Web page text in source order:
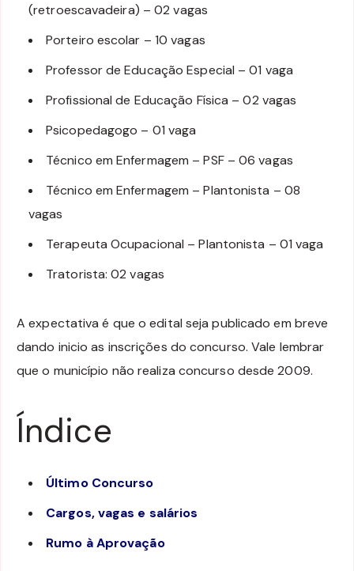
(retroescavadeira) – 02 vagas
Porteiro escolar – 10 vagas
Professor de Educação Especial – 01 vaga
Profissional de Educação Física – 02 vagas
Psicopedagogo – 01 vaga
Técnico em Enfermagem – PSF – 06 vagas
Técnico em Enfermagem – Plantonista – 08
vagas
Terapeuta Ocupacional – Plantonista – 01 vaga
Tratorista: 02 vagas
A expectativa é que o edital seja publicado em breve
dando inicio as inscrições do concurso. Vale lembrar
que o município não realiza concurso desde 2009.
Índice
Último Concurso
Cargos, vagas e salários
Rumo à Aprovação